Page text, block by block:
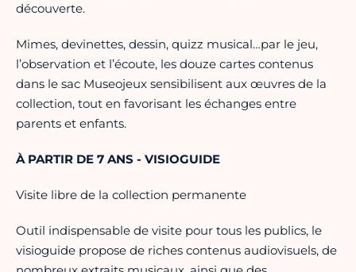
découverte.
Mimes, devinettes, dessin, quizz musical…par le jeu,
l’observation et l’écoute, les douze cartes contenus
dans le sac Museojeux sensibilisent aux œuvres de la
collection, tout en favorisant les échanges entre
parents et enfants.
À PARTIR DE 7 ANS - VISIOGUIDE
Visite libre de la collection permanente
Outil indispensable de visite pour tous les publics, le
visioguide propose de riches contenus audiovisuels, de